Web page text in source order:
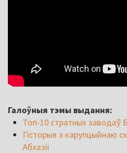
Галоўныя тэмы выдання:
Топ-10 стратных заводаў
Гісторыя з карупцыйнаю
Абхазіі ‪